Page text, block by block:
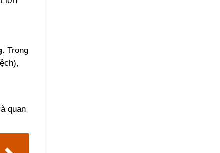
. Trong
quan